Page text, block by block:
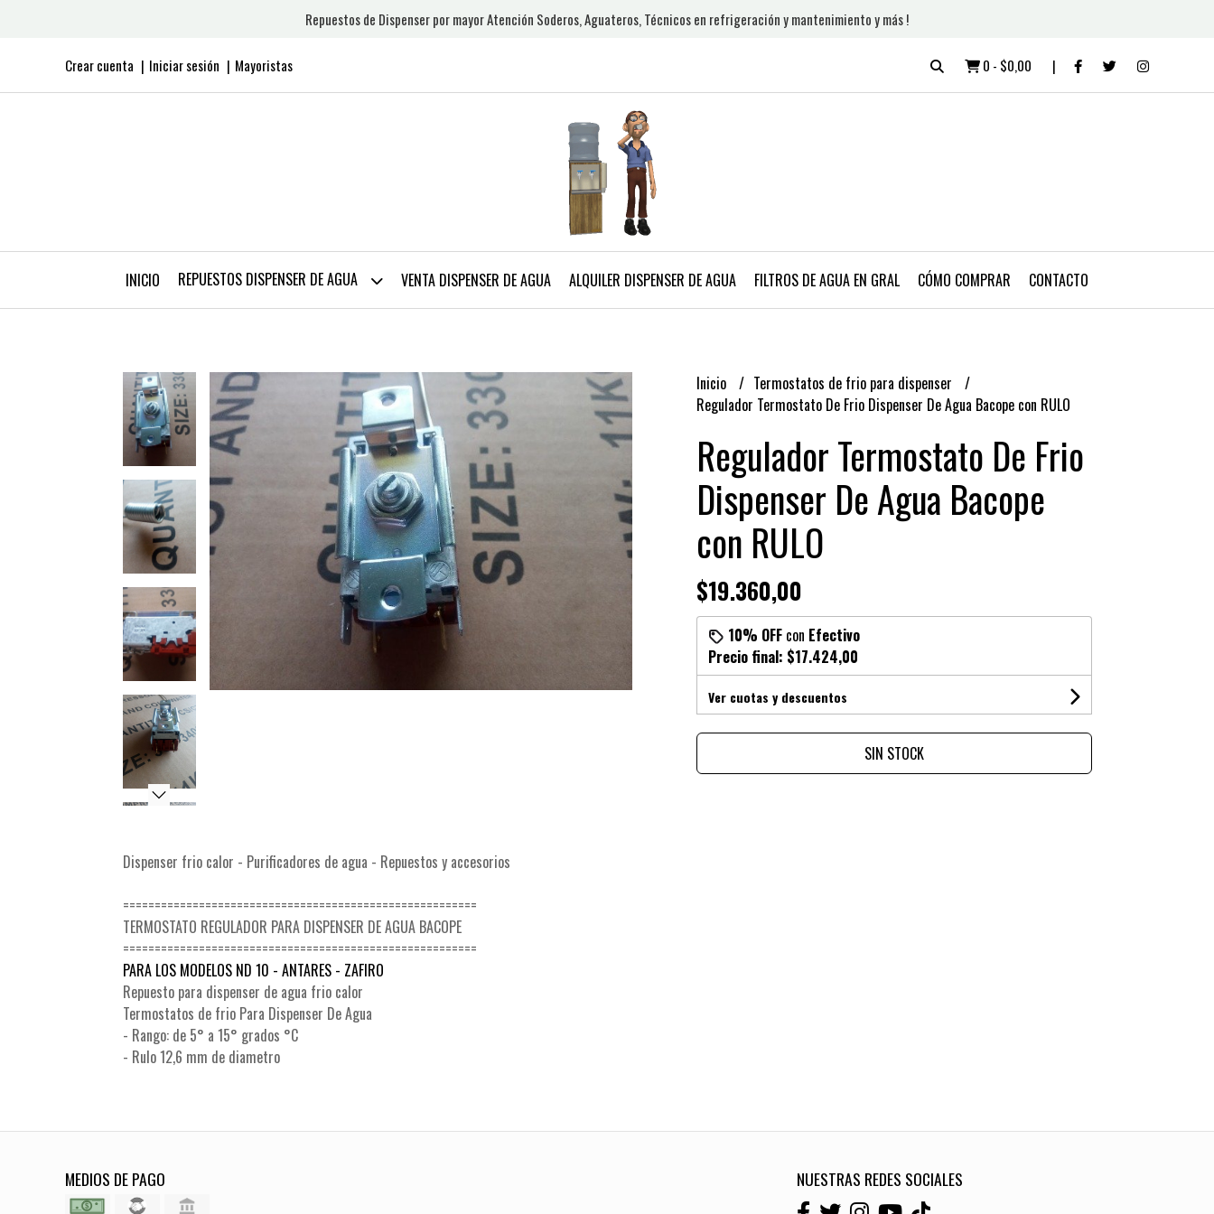
Repuestos de Dispenser por mayor Atención Soderos, Aguateros, Técnicos en refrigeración y mantenimiento y más !
Crear cuenta Iniciar sesión Mayoristas 0 - $0,00
INICIO REPUESTOS DISPENSER DE AGUA VENTA DISPENSER DE AGUA ALQUILER DISPENSER DE AGUA FILTROS DE AGUA EN GRAL CÓMO COMPRAR CONTACTO
Dispenser frio calor - Purificadores de agua - Repuestos y accesorios
========================================================
TERMOSTATO REGULADOR PARA DISPENSER DE AGUA BACOPE
========================================================
PARA LOS MODELOS ND 10 - ANTARES - ZAFIRO
Repuesto para dispenser de agua frio calor
Termostatos de frio Para Dispenser De Agua
- Rango: de 5° a 15° grados °C
- Rulo 12,6 mm de diametro
Inicio
Termostatos de frio para dispenser
Regulador Termostato De Frio Dispenser De Agua Bacope con RULO
Regulador Termostato De Frio
Dispenser De Agua Bacope
con RULO
$19.360,00
10% OFFcon Efectivo
Precio final: $17.424,00
Ver cuotas y descuentos
SIN STOCK
MEDIOS DE PAGO NUESTRAS REDES SOCIALES